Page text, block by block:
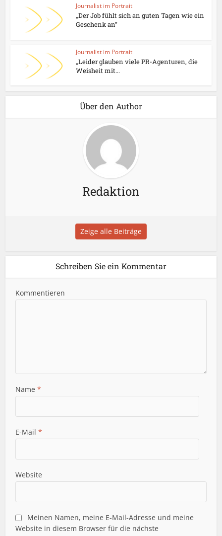
Journalist im Portrait
„Der Job fühlt sich an guten Tagen wie ein
Geschenk an“
Journalist im Portrait
„Leider glauben viele PR-Agenturen, die
Weisheit mit...
Über den Author
Redaktion
Zeige alle Beiträge
Schreiben Sie ein Kommentar
Kommentieren
Name*
E-Mail*
Website
Meinen Namen, meine E-Mail-Adresse und meine
Website in diesem Browser für die nächste